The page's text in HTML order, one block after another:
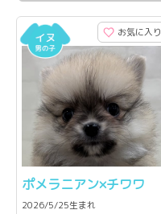
お気に入り
ポメラニアン×チワワ
2026/5/25生まれ